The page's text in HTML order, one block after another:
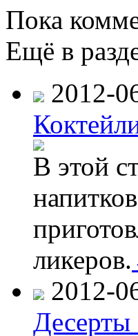
Пока
Ещё в
2012-
В этой
ликеров.
2012-
Десерты